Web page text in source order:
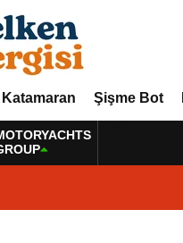
Katamaran Şişme Bot